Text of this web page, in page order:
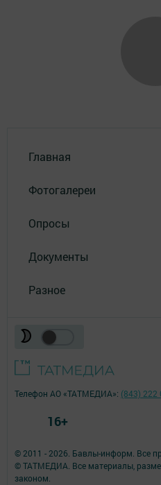
Главная
Фотогалереи
Опросы
Документы
Разное
© 2011 - 2026. Бавлы-информ. Все
© ТАТМЕДИА. Все материалы,
законом.
Телефон АО «ТАТМЕДИА»: (843) 222
16+